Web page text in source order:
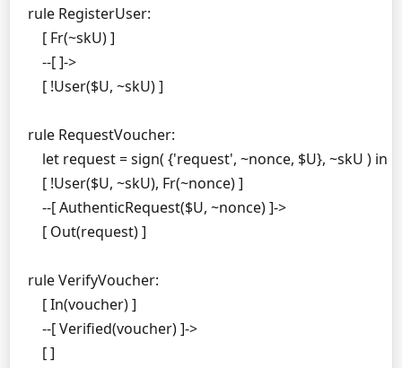
rule RegisterUser:
    [ Fr(~skU) ]
    --[ ]->
    [ !User($U, ~skU) ]
rule RequestVoucher:
    let request = sign( {'request', ~nonce, $U}, ~skU ) in
    [ !User($U, ~skU), Fr(~nonce) ]
    --[ AuthenticRequest($U, ~nonce) ]->
    [ Out(request) ]
rule VerifyVoucher:
    [ In(voucher) ]
    --[ Verified(voucher) ]->
    [ ]